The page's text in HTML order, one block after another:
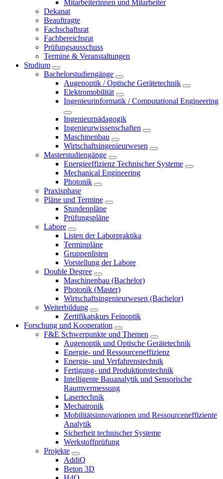
Mitarbeiterinnen und Mitarbeiter
Dekanat
Beauftragte
Fachschaftsrat
Fachbereichsrat
Prüfungsausschuss
Termine & Veranstaltungen
Studium
Bachelorstudiengänge
Augenoptik / Optische Gerätetechnik
Elektromobilität
Ingenieurinformatik / Computational Engineering
Ingenieurpädagogik
Ingenieurwissenschaften
Maschinenbau
Wirtschaftsingenieurwesen
Masterstudiengänge
Energieeffizienz Technischer Systeme
Mechanical Engineering
Photonik
Praxisphase
Pläne und Termine
Stundenpläne
Prüfungspläne
Labore
Listen der Laborpraktika
Terminpläne
Gruppenlisten
Vorstellung der Labore
Double Degree
Maschinenbau (Bachelor)
Photonik (Master)
Wirtschaftsingenieurwesen (Bachelor)
Weiterbildung
Zertifikatskurs Feinoptik
Forschung und Kooperation
F&E Schwerpunkte und Themen
Augenoptik und Optische Gerätetechnik
Energie- und Ressourceneffizienz
Energie- und Verfahrenstechnik
Fertigung- und Produktionstechnik
Intelligente Bauanalytik und Sensorische
Raumvermessung
Lasertechnik
Mechatronik
Mobilitätsinnovationen und Ressourceneffiziente
Analytik
Sicherheit technischer Systeme
Werkstoffprüfung
Projekte
AddiQ
Beton 3D